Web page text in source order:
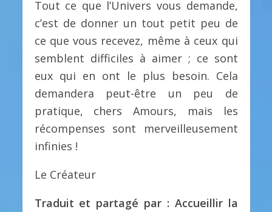
Tout ce que l’Univers vous demande,
c’est de donner un tout petit peu de
ce que vous recevez, même à ceux qui
semblent difficiles à aimer ; ce sont
eux qui en ont le plus besoin. Cela
demandera peut-être un peu de
pratique, chers Amours, mais les
récompenses sont merveilleusement
infinies !
Le Créateur
Traduit et partagé par : Accueillir la